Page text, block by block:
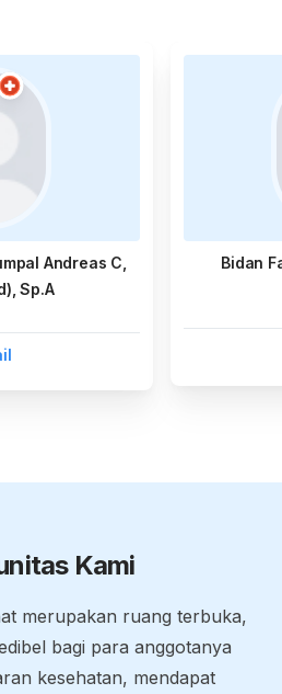
Andreas C,
Sp.A
Bidan
Kami
merupakan ruang terbuka,
bagi para anggotanya
kesehatan, mendapat